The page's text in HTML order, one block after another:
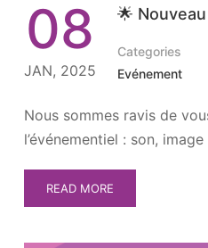
08
JAN, 2025
🌟
Categories
Evénement
Nous sommes ravis de
l’événementiel : son,
READ MORE